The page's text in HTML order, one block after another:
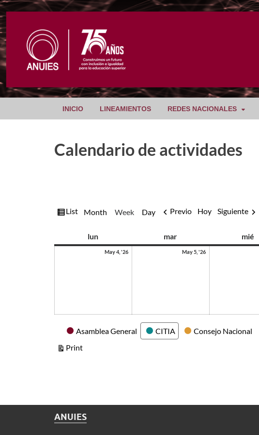
INICIO LINEAMIENTOS REDES NACIONALES
Calendario de actividades
View
List Month Week Day Previo Hoy Siguiente
lun mar mié
May 4, '26 May 5, '26
CategoriesAsamblea General CITIA Consejo Nacional
PrintView
ANUIES